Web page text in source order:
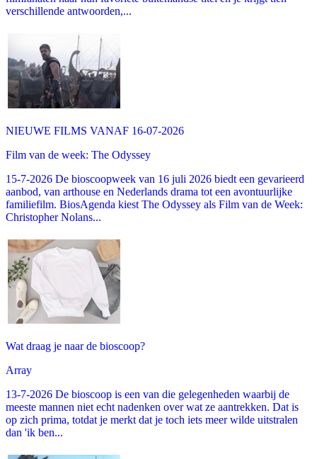
verschillende antwoorden,...
NIEUWE FILMS VANAF 16-07-2026
Film van de week: The Odyssey
15-7-2026 De bioscoopweek van 16 juli 2026 biedt een gevarieerd
aanbod, van arthouse en Nederlands drama tot een avontuurlijke
familiefilm. BiosAgenda kiest The Odyssey als Film van de Week:
Christopher Nolans...
Wat draag je naar de bioscoop?
Array
13-7-2026 De bioscoop is een van die gelegenheden waarbij de
meeste mannen niet echt nadenken over wat ze aantrekken. Dat is
op zich prima, totdat je merkt dat je toch iets meer wilde uitstralen
dan 'ik ben...